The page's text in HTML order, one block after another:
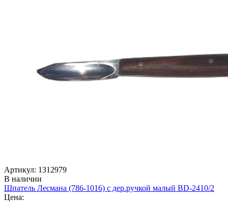
Артикул: 1312979
В наличии
Шпатель Лесмана (786-1016) с дер.ручкой малый BD-2410/2
Цена: